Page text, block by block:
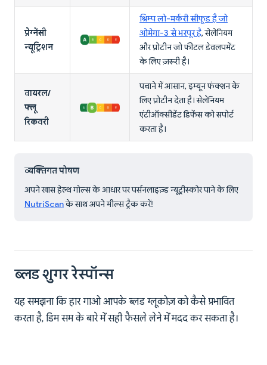
प्रेग्नेंसी
न्यूट्रिशन
श्रिम्प लो-मर्करी सीफूड है जो
ओमेगा-3 से भरपूर है, सेलेनियम
और प्रोटीन जो फीटल डेवलपमेंट
के लिए ज़रूरी है।
वायरल/
फ्लू
रिकवरी
पचाने में आसान, इम्यून फंक्शन के
लिए प्रोटीन देता है। सेलेनियम
एंटीऑक्सीडेंट डिफेंस को सपोर्ट
करता है।
व्यक्तिगत पोषण
अपने खास हेल्थ गोल्स के आधार पर पर्सनलाइज़्ड न्यूट्रीस्कोर पाने के लिए
NutriScanके साथ अपने मील्स ट्रैक करें!
ब्लड शुगर रेस्पॉन्स
यह समझना कि हार गाओ आपके ब्लड ग्लूकोज़ को कैसे प्रभावित
करता है, डिम सम के बारे में सही फैसले लेने में मदद कर सकता है।